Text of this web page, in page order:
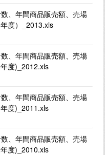
、年間商品販売額、売場
度）_2013.xls
、年間商品販売額、売場
度)_2012.xls
、年間商品販売額、売場
度)_2011.xls
、年間商品販売額、売場
度)_2010.xls